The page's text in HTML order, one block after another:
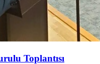
Toplantısı